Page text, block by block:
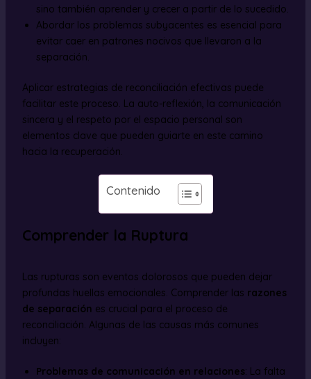
sino también aprender y crecer a partir de lo sucedido.
Abordar los problemas subyacentes es esencial para
evitar caer en patrones nocivos que llevaron a la
separación.
Aplicar estrategias de reconciliación efectivas puede
facilitar este proceso. La auto-reflexión, la comunicación
sincera y el respeto por el espacio personal son
elementos clave que pueden guiarte en este camino
hacia la recuperación.
Contenido
Comprender la Ruptura
Las rupturas son eventos dolorosos que pueden dejar
profundas huellas emocionales. Comprender las razones
de separación es crucial para el proceso de
reconciliación. Algunas de las causas más comunes
incluyen:
Problemas de comunicación en relaciones: La falta